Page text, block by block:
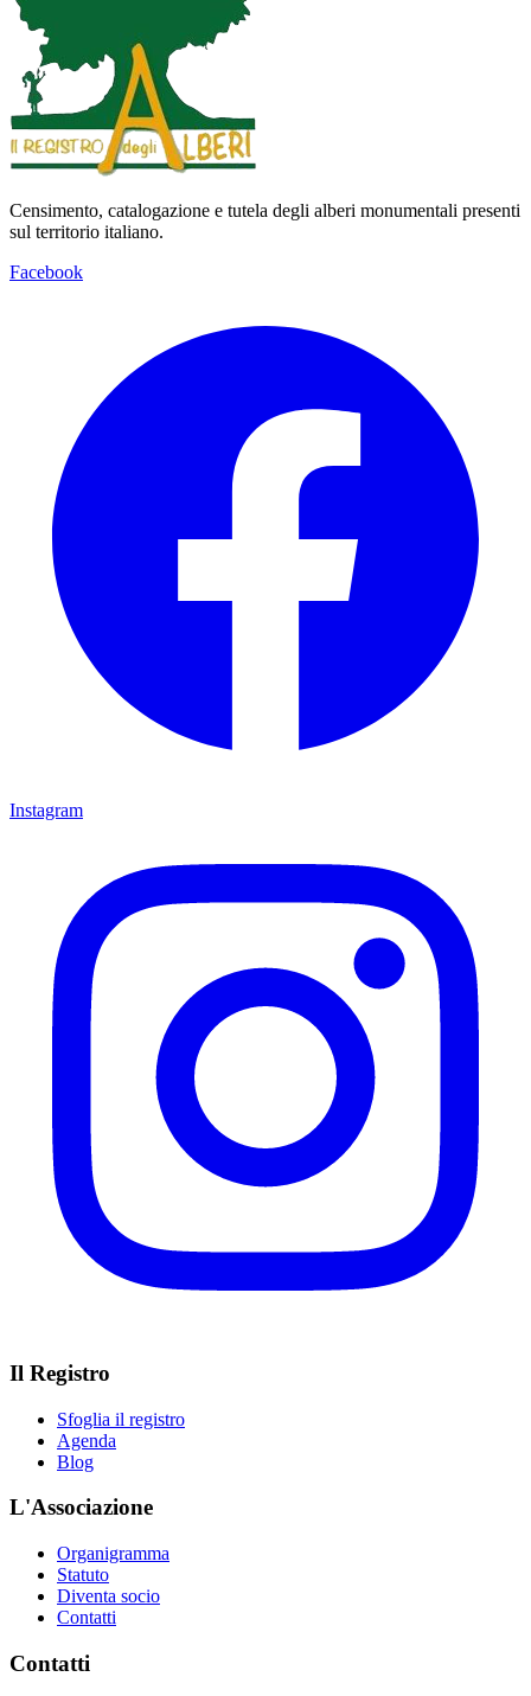
Censimento, catalogazione e tutela degli alberi monumentali presenti
sul territorio italiano.
Facebook
Instagram
Il Registro
Sfoglia il registro
Agenda
Blog
L'Associazione
Organigramma
Statuto
Diventa socio
Contatti
Contatti